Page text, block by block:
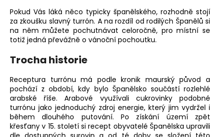
Pokud Vás láká něco typicky španělského, rozhodně stojí
za zkoušku slavný turrón. A na rozdíl od rodilých Španělů si
na něm můžete pochutnávat celoročně, pro místní se
totiž jedná převážně o vánoční pochoutku.
Trocha historie
Receptura turrónu má podle kronik maurský původ a
pochází z období, kdy bylo Španělsko součástí rozlehlé
arabské říše. Arabové využívali cukrovinky podobné
turrónu jako jednoduchý zdroj energie, který jim vydržel i
během dlouhého putování. Po získání území zpět
křesťany v 15. století si recept obyvatelé Španělska upravili
t
ř
e
b
u
j
e
t
e
n